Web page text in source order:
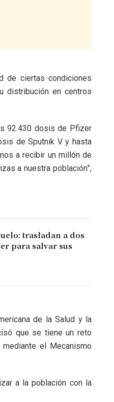
de ciertas condiciones
distribución en centros
92.430 dosis de Pfizer
de Sputnik V y hasta
a recibir un millón de
a nuestra población”,
trasladan a dos
para salvar sus
de la Salud y la
que se tiene un reto
el Mecanismo
a la población con la